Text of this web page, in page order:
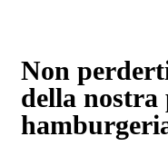
Non
della nostra